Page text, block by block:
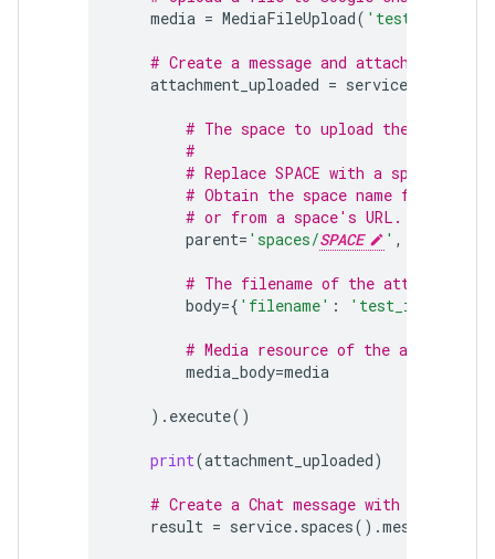
media = MediaFileUpload(
# Create a message and attach the
attachment_uploaded = service
# The space to upload the
#
# Replace SPACE with a space name.
# Obtain the space name from the
# or from a space's URL.
parent= 'spaces/SPACE ' ,
# The filename of the
body={ 'filename' : 'test_image.png'
# Media resource of the
media_body=media
) . execute()
print(attachment_uploaded)
# Create a Chat message with
result = service. spaces() .messages